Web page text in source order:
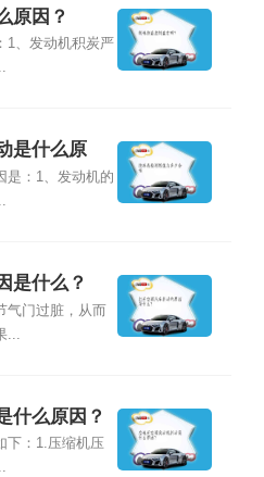
原因？
1、发动机积炭严
是什么原
是：1、发动机的
是什么？
气门过脏，从而
什么原因？
下：1.压缩机压